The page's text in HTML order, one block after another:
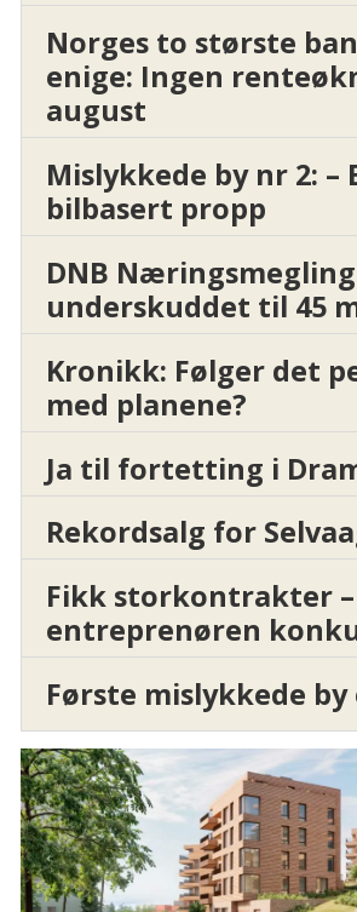
Norges to største
enige: Ingen
august
Mislykkede by nr 2: –
bilbasert propp
DNB
underskuddet til 45
Kronikk: Følger det
med planene?
Ja til fortetting i
Rekordsalg for
Fikk storkontrakter
entreprenøren
Første mislykkede